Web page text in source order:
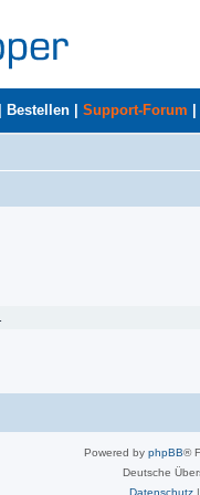
Bestellen Support-Forum
Powered by phpBB®
Deutsche
Datenschutz|